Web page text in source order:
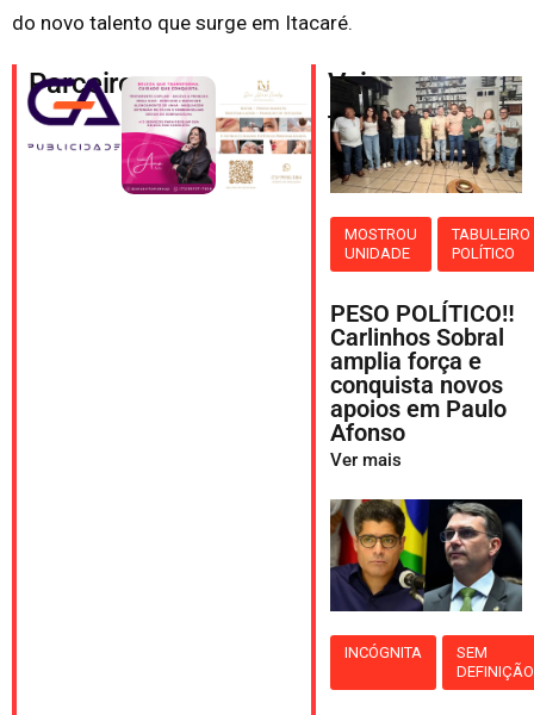
do novo talento que surge em Itacaré.
Parceiros
Veja
também
MOSTROU
UNIDADE
TABULEIRO
POLÍTICO
PESO POLÍTICO‼️
Carlinhos Sobral
amplia força e
conquista novos
apoios em Paulo
Afonso
Ver mais
INCÓGNITA
SEM
DEFINIÇÃO